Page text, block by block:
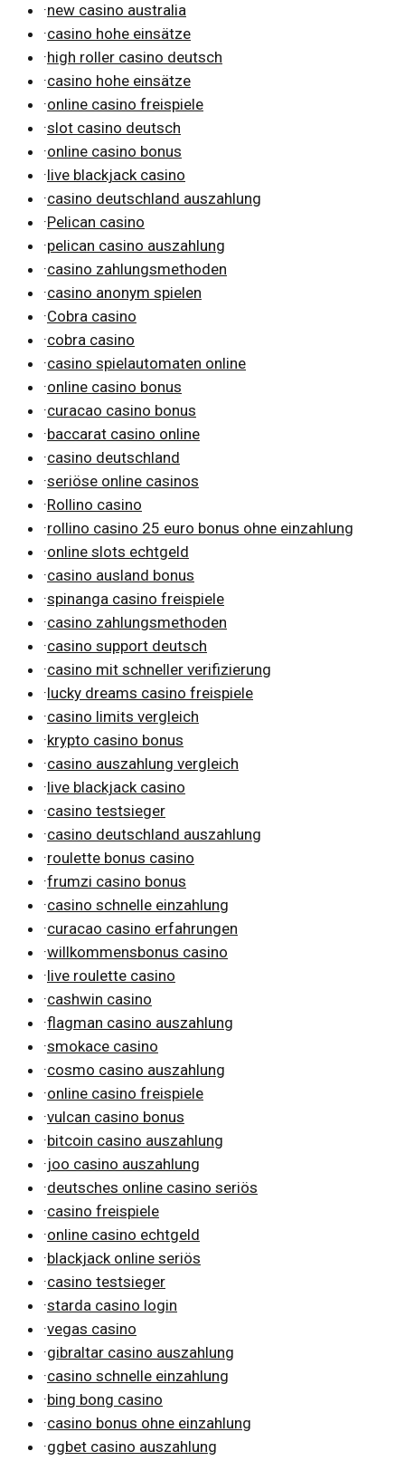
·new casino australia
·casino hohe einsätze
·high roller casino deutsch
·casino hohe einsätze
·online casino freispiele
·slot casino deutsch
·online casino bonus
·live blackjack casino
·casino deutschland auszahlung
·Pelican casino
·pelican casino auszahlung
·casino zahlungsmethoden
·casino anonym spielen
·Cobra casino
·cobra casino
·casino spielautomaten online
·online casino bonus
·curacao casino bonus
·baccarat casino online
·casino deutschland
·seriöse online casinos
·Rollino casino
·rollino casino 25 euro bonus ohne einzahlung
·online slots echtgeld
·casino ausland bonus
·spinanga casino freispiele
·casino zahlungsmethoden
·casino support deutsch
·casino mit schneller verifizierung
·lucky dreams casino freispiele
·casino limits vergleich
·krypto casino bonus
·casino auszahlung vergleich
·live blackjack casino
·casino testsieger
·casino deutschland auszahlung
·roulette bonus casino
·frumzi casino bonus
·casino schnelle einzahlung
·curacao casino erfahrungen
·willkommensbonus casino
·live roulette casino
·cashwin casino
·flagman casino auszahlung
·smokace casino
·cosmo casino auszahlung
·online casino freispiele
·vulcan casino bonus
·bitcoin casino auszahlung
·joo casino auszahlung
·deutsches online casino seriös
·casino freispiele
·online casino echtgeld
·blackjack online seriös
·casino testsieger
·starda casino login
·vegas casino
·gibraltar casino auszahlung
·casino schnelle einzahlung
·bing bong casino
·casino bonus ohne einzahlung
·ggbet casino auszahlung